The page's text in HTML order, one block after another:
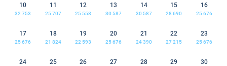
10
32 753
11
25 707
12
25 558
13
30 587
14
30 587
15
28 690
16
25 676
17
25 676
18
21 824
19
22 593
20
25 676
21
24 390
22
27 215
23
25 676
24 25 26 27 28 29 30